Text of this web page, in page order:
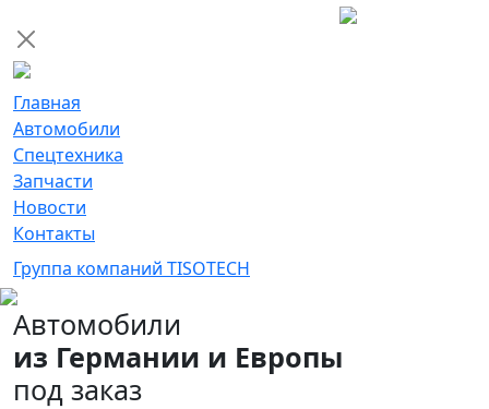
Главная
Автомобили
Спецтехника
Запчасти
Новости
Контакты
Группа компаний TISOTECH
Автомобили
из Германии и Европы
под заказ